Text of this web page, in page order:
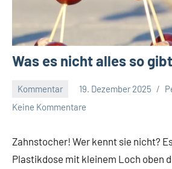
Was es nicht alles so gibt
Kommentar 19. Dezember 2025
Keine Kommentare
Zahnstocher! Wer kennt sie nicht?
Plastikdose mit kleinem Loch oben